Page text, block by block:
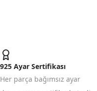
925 Ayar Sertifikası
Her parça bağımsız ayar